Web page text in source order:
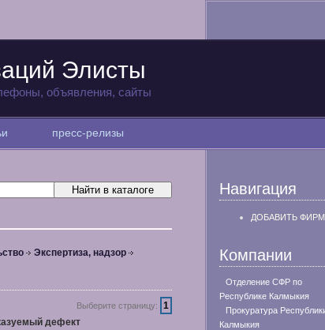
Элисты
объявления, сайты
пресс-релизы
Экспертиза, надзор
Выберите страницу: 1
дефект
Навигация
ДОБАВИТЬ
Компании
Отделение СФР по
Республике Калмыкия
Прокуратура
Калмыкия